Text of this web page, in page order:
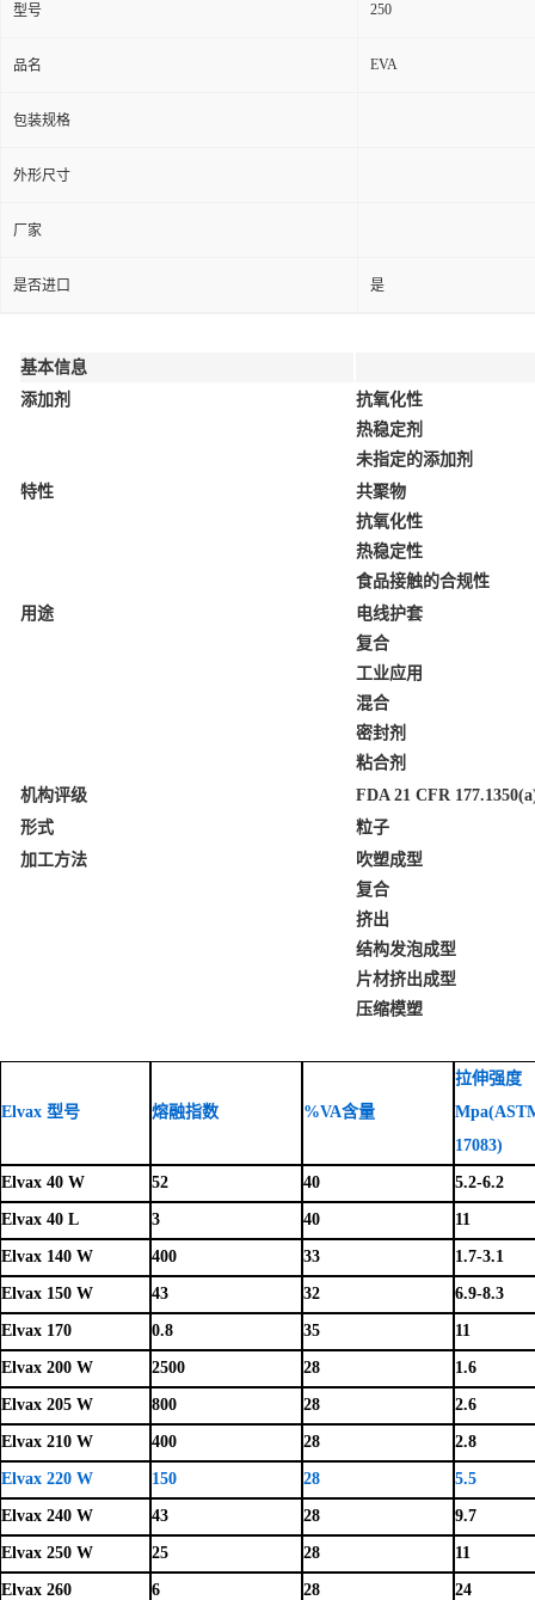
型号 250
品名 EVA
包装规格
外形尺寸
厂家
是否进口 是
基本信息
添加剂
抗氧化性
热稳定剂
未指定的添加剂
特性
共聚物
抗氧化性
热稳定性
食品接触的合规性
用途
电线护套
复合
工业应用
混合
密封剂
粘合剂
机构评级
FDA 21 CFR
形式
粒子
加工方法
吹塑成型
复合
挤出
结构发泡成型
片材挤出成型
压缩模塑
Elvax 型号 熔融指数 %VA含量
拉伸强度
17083)
Elvax 40 W 52 40 5.2-6.2
Elvax 40 L 3 40 11
Elvax 140 W 400 33 1.7-3.1
Elvax 150 W 43 32 6.9-8.3
Elvax 170 0.8 35 11
Elvax 200 W 2500 28 1.6
Elvax 205 W 800 28 2.6
Elvax 210 W 400 28 2.8
Elvax 220 W 150 28 5.5
Elvax 240 W 43 28 9.7
Elvax 250 W 25 28 11
Elvax 260 6 28 24